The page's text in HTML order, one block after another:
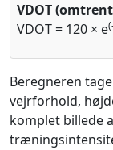
VDOT
VDOT = 120 × e
Beregneren
vejrforhold,
komplet billede